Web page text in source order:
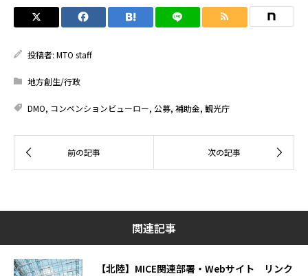
投稿者: MTO staff
地方創生/行政
DMO, コンベンションビューロー, 公募, 補助金, 観光庁
関連記事
【北陸】MICE関連部署・Webサイト リンク